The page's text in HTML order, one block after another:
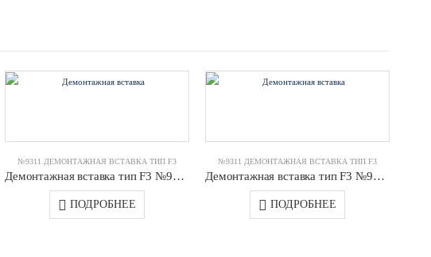
№9311 ДЕМОНТАЖНАЯ ВСТАВКА ТИП F3
Демонтажная вставка тип F3 №9311 DN0300 PN10 JAFAR
ПОДРОБНЕЕ
№9311 ДЕМОНТАЖНАЯ ВСТАВКА ТИП F3
Демонтажная вставка тип F3 №9311 DN0450 PN10 JAFAR
ПОДРОБНЕЕ